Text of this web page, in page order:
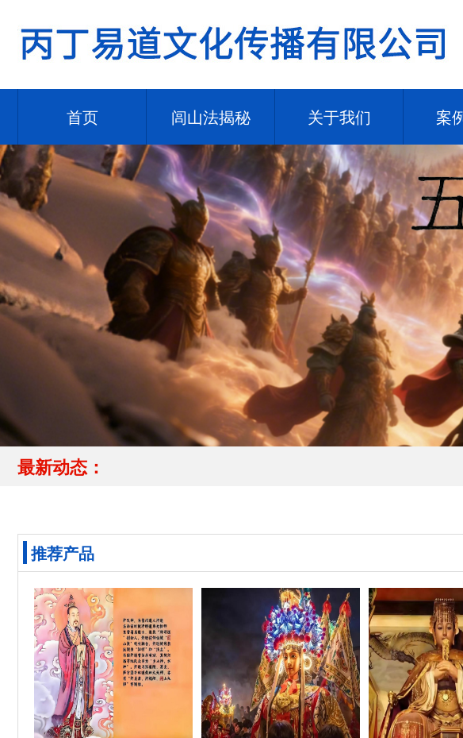
首页 闾山法揭秘 关于我们 案
最新动态：
推荐产品